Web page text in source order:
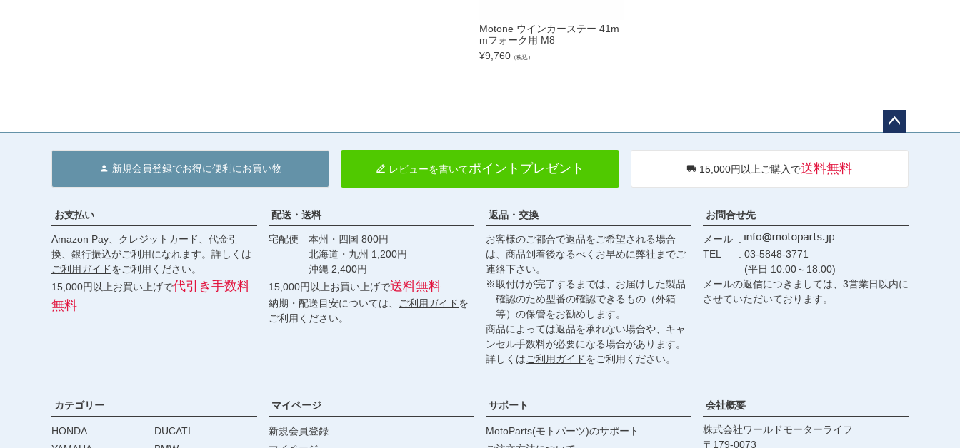
Motone ウインカーステー 41m
mフォーク用 M8
¥9,760（税込）
へ
新規会員登録でお得に便利にお買い物 レビューを書いてポイントプレゼント 15,000円以上ご購入で送料無料
お支払い
Amazon Pay、クレジットカード、代金引
換、銀行振込がご利用になれます。詳しくは
ご利用ガイドをご利用ください。
15,000円以上お買い上げで代引き手数料
無料
配送・送料
宅配便 本州・四国 800円
北海道・九州 1,200円
沖縄 2,400円
15,000円以上お買い上げで送料無料
納期・配送目安については、 ご利用ガイドを
ご利用ください。
返品・交換
お客様のご都合で返品をご希望される場合
は、商品到着後なるべくお早めに弊社までご
連絡下さい。
※取付けが完了するまでは、お届けした製品
確認のため型番の確認できるもの（外箱
等）の保管をお勧めします。
商品によっては返品を承れない場合や、キャ
ンセル手数料が必要になる場合があります。
詳しくはご利用ガイドをご利用ください。
お問合せ先
メール
TEL
03-5848-3771
(平日 10:00～18:00)
メールの返信につきましては、3営業日以内に
させていただいております。
カテゴリー
HONDA
DUCATI
マイページ
新規会員登録
サポート
MotoParts(モトパーツ)のサポート
会社概要
株式会社ワールドモーターライフ
179-0073